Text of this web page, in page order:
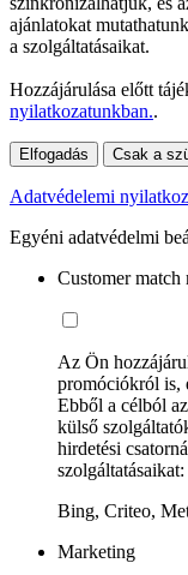
ajánlatokat
a szolgáltatásaikat.
Hozzájárulása előtt
nyilatkozatunkban..
Elfogadás Csak a
Adatvédelemi
Egyéni adatvédelmi
Customer match
Az Ön
promóciókról is,
Ebből a célból
külső
hirdetési
szolgáltatásaikat:
Bing, Criteo,
Marketing